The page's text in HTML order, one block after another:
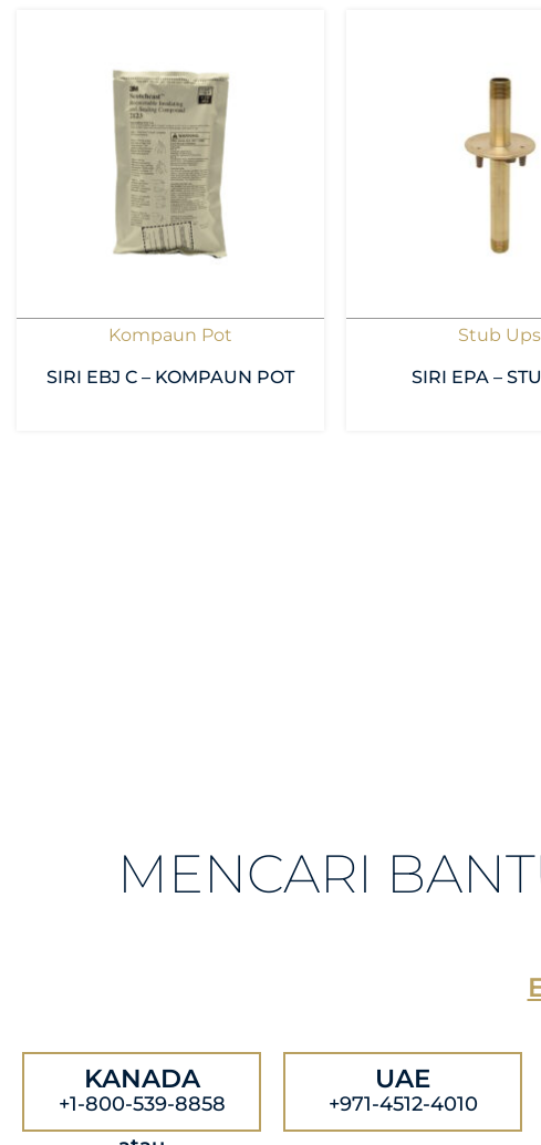
Kompaun Pot
SIRI EBJ C – KOMPAUN POT
Stub Ups
SIRI EPA –
MENCARI
KANADA
+1-800-539-8858
UAE
+971-4512-4010